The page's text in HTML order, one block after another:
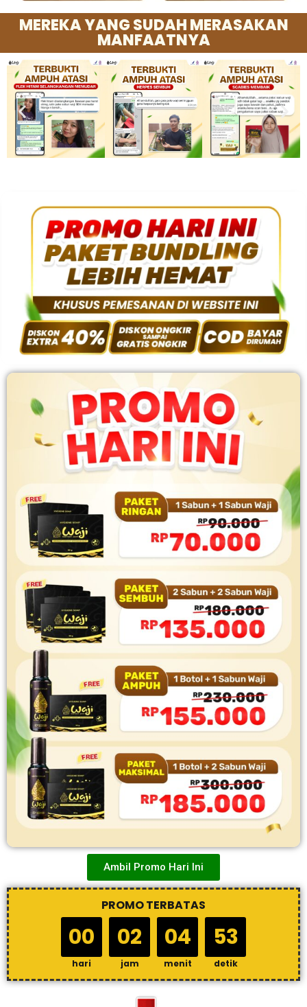
MEREKA YANG SUDAH MERASAKAN
MANFAATNYA
Ambil Promo Hari Ini
PROMO TERBATAS
00
hari
02
jam
04
menit
51
detik